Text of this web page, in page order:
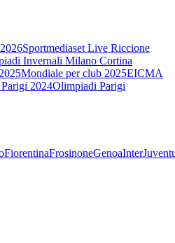
Sportmediaset Live Riccione
Invernali Milano Cortina
Mondiale per club 2025EICMA
2024Olimpiadi Parigi
FiorentinaFrosinoneGenoaInter